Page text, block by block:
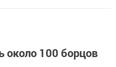
около 100 борцов